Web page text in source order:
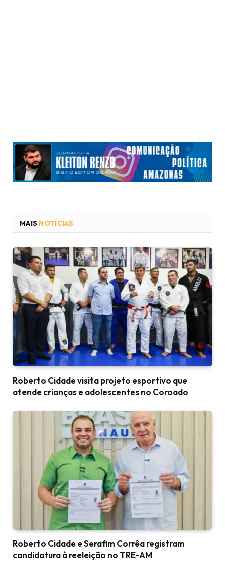
MAIS NOTÍCIAS
Roberto Cidade visita projeto esportivo que
atende crianças e adolescentes no Coroado
Roberto Cidade e Serafim Corrêa registram
candidatura à reeleição no TRE-AM